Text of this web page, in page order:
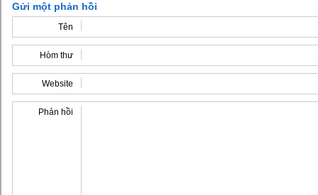
Gửi một phản hồi
Tên
Hòm thư
Website
Phản hồi